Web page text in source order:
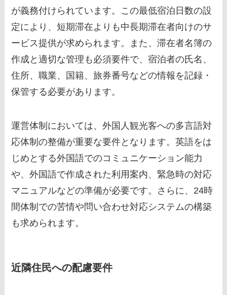
が義務付けられています。この最低宿泊日数の設
定により、短期滞在よりも中長期滞在者向けのサ
ービス提供が求められます。また、滞在者名簿の
作成と適切な管理も必須要件で、宿泊者の氏名、
住所、職業、国籍、旅券番号などの情報を記録・
保管する必要があります。
運営体制においては、外国人観光客への多言語対
応体制の整備が重要な要件となります。英語をは
じめとする外国語でのコミュニケーション能力
や、外国語で作成された利用案内、緊急時の対応
マニュアルなどの準備が必要です。さらに、24時
間体制での苦情や問い合わせ対応システムの構築
も求められます。
近隣住民への配慮要件